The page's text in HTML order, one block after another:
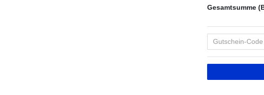
Gesamtsumme